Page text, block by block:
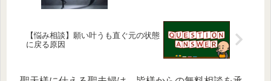
【悩み相談】願い叶うも直ぐ元の状態
に戻る原因